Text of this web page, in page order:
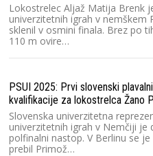
Lokostrelec Aljaž Matija Brenk
univerzitetnih igrah v nemškem
sklenil v osmini finala. Brez po
110 m ovire…
PSUI 2025: Prvi slovenski
kvalifikacije za lokostrelca Žano
Slovenska univerzitetna
univerzitetnih igrah v Nemčiji je
polfinalni nastop. V Berlinu se
prebil Primož…